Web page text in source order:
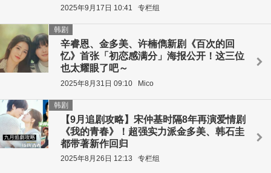
2025年9月17日 10:41 专栏组
辛睿恩、金多美、许楠儁新剧《百次的回
忆》首张「初恋感满分」海报公开！这三位
也太耀眼了吧～
韩剧
2025年8月31日 09:10 Mico
【9月追剧攻略】宋仲基时隔8年再演爱情剧
《我的青春》！超强实力派金多美、韩石圭
都带著新作回归
韩剧
2025年8月26日 12:13 专栏组